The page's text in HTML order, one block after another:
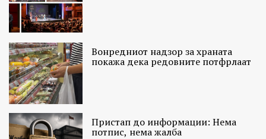
Вонредниот надзор за храната
покажа дека редовните потфрлаат
Пристап до информации: Нема
потпис, нема жалба